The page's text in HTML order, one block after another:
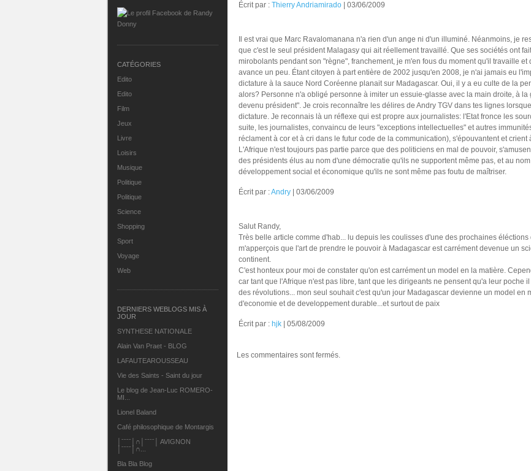
CATÉGORIES
Edito
Edito
Film
Jeux
Livre
Loisirs
Musique
Politique
Politique
Science
Shopping
Sport
Voyage
Web
DERNIERS WEBLOGS MIS À
JOUR
SYNTHESE NATIONALE
Alain Van Praet - BLOG
LAFAUTEAROUSSEAU
Vie des Saints - Saint du jour
Le blog de Jean-Luc ROMERO-
MI...
Lionel Baland
Café philosophique de Montargis
│ˉˉˉˉ│∩│ˉˉˉˉ│ AVIGNON
│ˉˉˉˉ│∩...
Bla Bla Blog
Écrit par : Thierry Andriamirado | 03/06/2009
Il est vrai que Marc Ravalomanana n'a rien d'un ange ni d'un illuminé. Néanmoins, je
que c'est le seul président Malagasy qui ait réellement travaillé. Que ses sociétés ont
mirobolants pendant son "règne", franchement, je m'en fous du moment qu'il travaille et
avance un peu. Étant citoyen à part entière de 2002 jusqu'en 2008, je n'ai jamais eu
dictature à la sauce Nord Coréenne planait sur Madagascar. Oui, il y a eu culte de la
alors? Personne n'a obligé personne à imiter un essuie-glasse avec la main droite, à la
devenu président". Je crois reconnaître les délires de Andry TGV dans tes lignes
dictature. Je reconnais là un réflexe qui est propre aux journalistes: l'Etat fronce les
suite, les journalistes, convaincu de leurs "exceptions intellectuelles" et autres
réclament à cor et à cri dans le futur code de la communication), s'épouvantent et crient
L'Afrique n'est toujours pas partie parce que des politiciens en mal de pouvoir,
des présidents élus au nom d'une démocratie qu'ils ne supportent même pas, et au
développement social et économique qu'ils ne sont même pas foutu de maîtriser.
Écrit par :Andry | 03/06/2009
Salut Randy,
Très belle article comme d'hab... lu depuis les coulisses d'une des prochaines éléctions
m'apperçois que l'art de prendre le pouvoir à Madagascar est carrément devenue un
continent.
C'est honteux pour moi de constater qu'on est carrément un model en la matière.
car tant que l'Afrique n'est pas libre, tant que les dirigeants ne pensent qu'a leur poche
des révolutions... mon seul souhait c'est qu'un jour Madagascar devienne un model en
d'economie et de developpement durable...et surtout de paix
Écrit par : hjk | 05/08/2009
Les commentaires sont fermés.